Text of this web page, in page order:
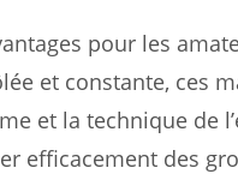
pour les
et constante, ces
et la technique de
efficacement des